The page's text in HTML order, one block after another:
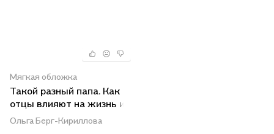
Мягкая обложка
Такой разный папа. Как
отцы влияют на жизнь и
успех дочерей
Ольга Берг-Кириллова